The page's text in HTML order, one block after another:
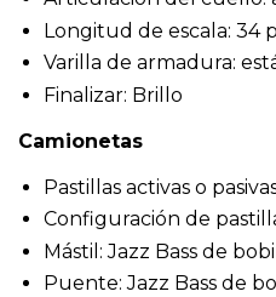
Longitud de escala: 34
Varilla de armadura:
Finalizar: Brillo
Camionetas
Pastillas activas o
Configuración de
Mástil: Jazz Bass de
Puente: Jazz Bass de